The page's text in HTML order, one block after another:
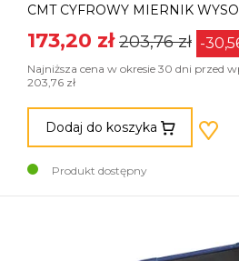
CMT CYFROWY MIERNIK
173,20 zł 203,76 zł -
Najniższa cena w okresie 30 dni przed
203,76 zł
Dodaj do koszyka
Produkt dostępny